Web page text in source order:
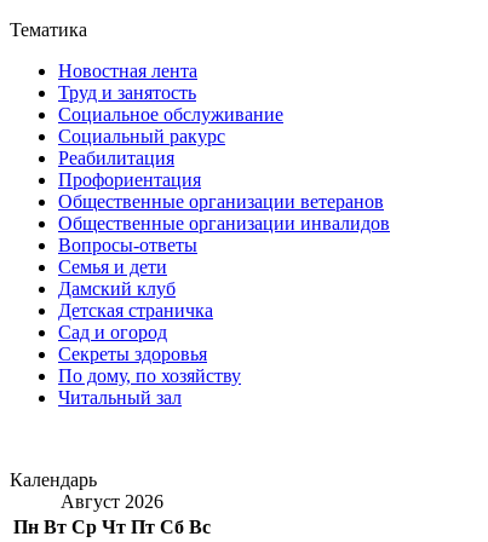
Тематика
Новостная лента
Труд и занятость
Социальное обслуживание
Социальный ракурс
Реабилитация
Профориентация
Общественные организации ветеранов
Общественные организации инвалидов
Вопросы-ответы
Семья и дети
Дамский клуб
Детская страничка
Сад и огород
Секреты здоровья
По дому, по хозяйству
Читальный зал
Календарь
Август 2026
Пн Вт Ср Чт Пт Сб Вс